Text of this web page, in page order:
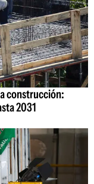
construcción:
2031